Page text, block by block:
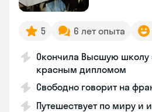
5 6 лет опыта
Окончила Высшую школу
красным дипломом
Свободно говорит на
Путешествует по миру и